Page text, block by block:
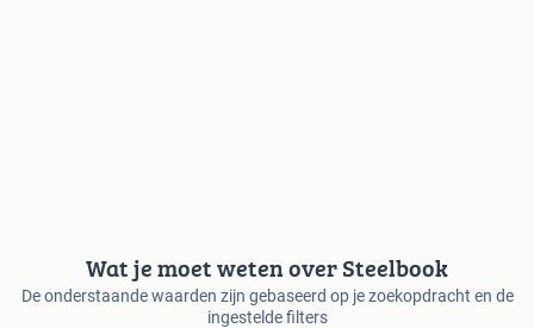
Wat je moet weten over Steelbook
De onderstaande waarden zijn gebaseerd op je zoekopdracht en de
ingestelde filters